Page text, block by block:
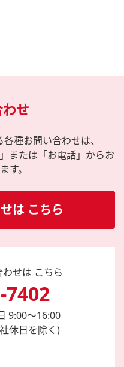
せ
種お問い合わせは、
または「お電話」からお
す。
は こちら
せは こちら
7402
9:00～16:00
休日を除く)